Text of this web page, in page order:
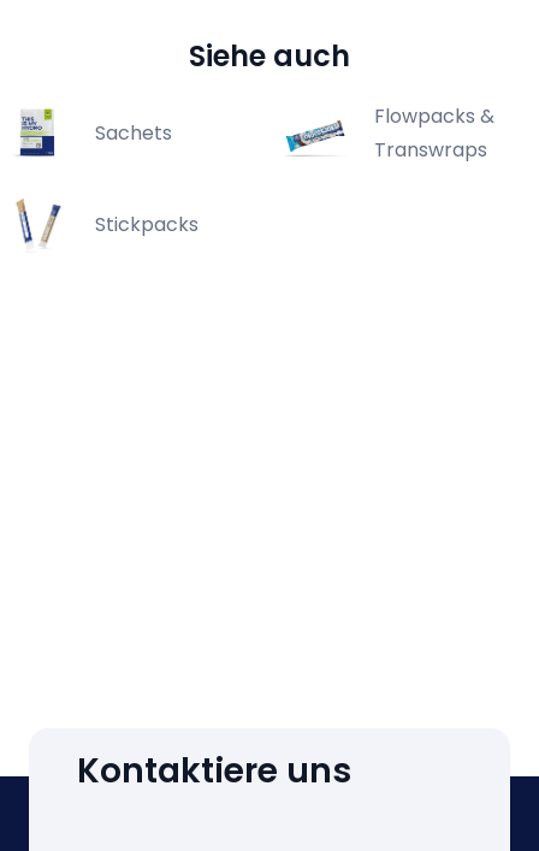
Siehe auch
Sachets
Flowpacks &
Transwraps
Stickpacks
Kontaktiere uns